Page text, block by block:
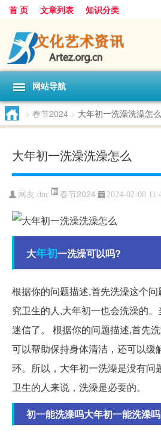
首 页 文章列表 知识分类
网站导航
> 春节2024 > 大年初一洗澡洗澡怎么
大年初一洗澡洗澡怎么
网友:dnc 春节2024 2024-02-08
大年初一洗澡可以吗?
根据你的问题描述,首先洗澡这个
究卫生的人,大年初一也会洗澡的
迷信了。 根据你的问题描述,首先
可以帮助保持身体清洁，还可以缓
环。所以，大年初一洗澡是没有问
卫生的人来说，洗澡是必要的。
初一能洗澡吗大年初一能洗澡